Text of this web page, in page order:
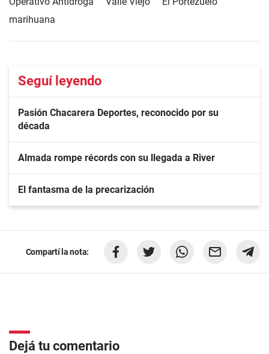
marihuana
Seguí leyendo
Pasión Chacarera Deportes, reconocido por su
década
Almada rompe récords con su llegada a River
El fantasma de la precarización
Compartí la nota:
Dejá tu comentario